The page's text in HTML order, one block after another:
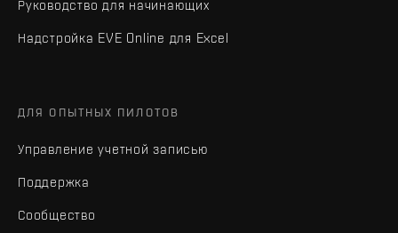
Руководство для начинающих
Надстройка EVE Online для Excel
ДЛЯ ОПЫТНЫХ ПИЛОТОВ
Управление учетной записью
Поддержка
Сообщество